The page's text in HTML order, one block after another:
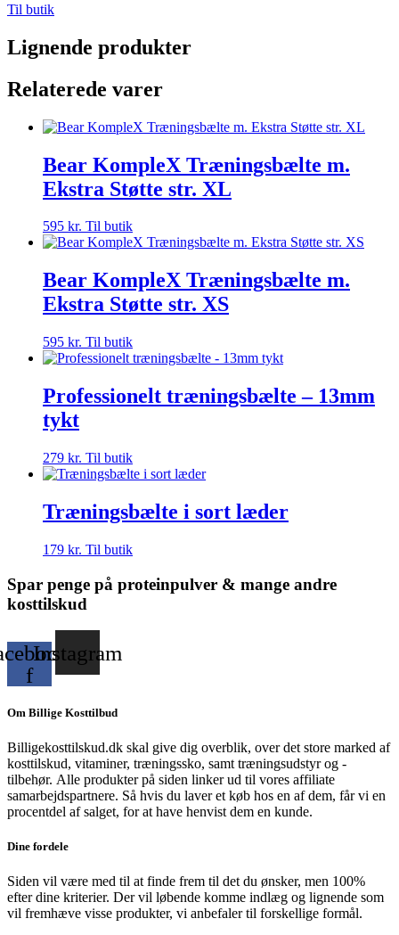
Til butik
Lignende produkter
Relaterede varer
Bear KompleX Træningsbælte m.
Ekstra Støtte str. XL
595 kr. Til butik
Bear KompleX Træningsbælte m.
Ekstra Støtte str. XS
595 kr. Til butik
Professionelt træningsbælte – 13mm
tykt
279 kr. Til butik
Træningsbælte i sort læder
179 kr. Til butik
Spar penge på proteinpulver & mange andre
kosttilskud
f
Instagram
Om Billige Kosttilbud
Billigekosttilskud.dk skal give dig overblik, over det store marked af
kosttilskud, vitaminer, træningssko, samt træningsudstyr og -
tilbehør. Alle produkter på siden linker ud til vores affiliate
samarbejdspartnere. Så hvis du laver et køb hos en af dem, får vi en
procentdel af salget, for at have henvist dem en kunde.
Dine fordele
Siden vil være med til at finde frem til det du ønsker, men 100%
efter dine kriterier. Der vil løbende komme indlæg og lignende som
vil fremhæve visse produkter, vi anbefaler til forskellige formål.